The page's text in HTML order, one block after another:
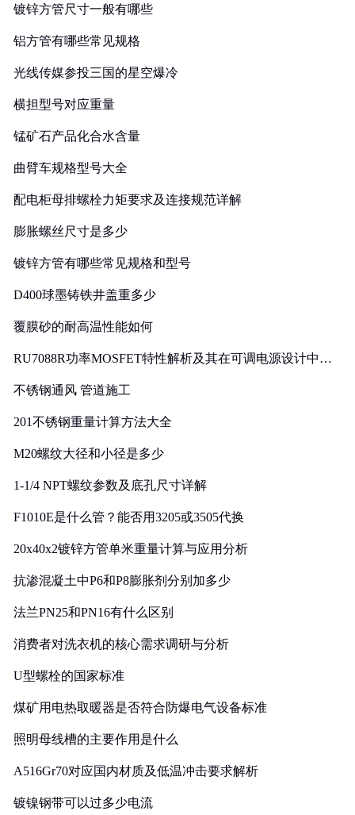
镀锌方管尺寸一般有哪些
铝方管有哪些常见规格
光线传媒参投三国的星空爆冷
横担型号对应重量
锰矿石产品化合水含量
曲臂车规格型号大全
配电柜母排螺栓力矩要求及连接规范详解
膨胀螺丝尺寸是多少
镀锌方管有哪些常见规格和型号
D400球墨铸铁井盖重多少
覆膜砂的耐高温性能如何
RU7088R功率MOSFET特性解析及其在可调电源设计中的
不锈钢通风 管道施工
201不锈钢重量计算方法大全
M20螺纹大径和小径是多少
1-1/4 NPT螺纹参数及底孔尺寸详解
F1010E是什么管？能否用3205或3505代换
20x40x2镀锌方管单米重量计算与应用分析
抗渗混凝土中P6和P8膨胀剂分别加多少
法兰PN25和PN16有什么区别
消费者对洗衣机的核心需求调研与分析
U型螺栓的国家标准
煤矿用电热取暖器是否符合防爆电气设备标准
照明母线槽的主要作用是什么
A516Gr70对应国内材质及低温冲击要求解析
镀镍钢带可以过多少电流